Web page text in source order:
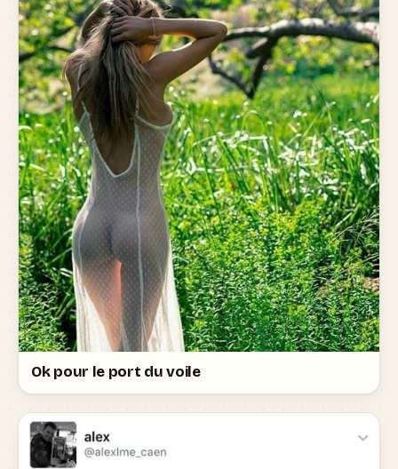
Ok pour le port du voile